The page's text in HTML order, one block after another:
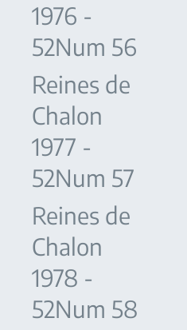
1976 -
52Num 56
Reines de
Chalon
1977 -
52Num 57
Reines de
Chalon
1978 -
52Num 58